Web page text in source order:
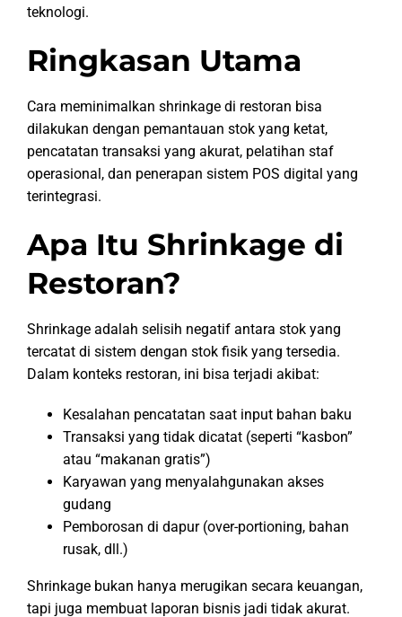
teknologi.
Ringkasan Utama
Cara meminimalkan shrinkage di restoran bisa
dilakukan dengan pemantauan stok yang ketat,
pencatatan transaksi yang akurat, pelatihan staf
operasional, dan penerapan sistem POS digital yang
terintegrasi.
Apa Itu Shrinkage di
Restoran?
Shrinkage adalah selisih negatif antara stok yang
tercatat di sistem dengan stok fisik yang tersedia.
Dalam konteks restoran, ini bisa terjadi akibat:
Kesalahan pencatatan saat input bahan baku
Transaksi yang tidak dicatat (seperti “kasbon”
atau “makanan gratis”)
Karyawan yang menyalahgunakan akses
gudang
Pemborosan di dapur (over-portioning, bahan
rusak, dll.)
Shrinkage bukan hanya merugikan secara keuangan,
tapi juga membuat laporan bisnis jadi tidak akurat.